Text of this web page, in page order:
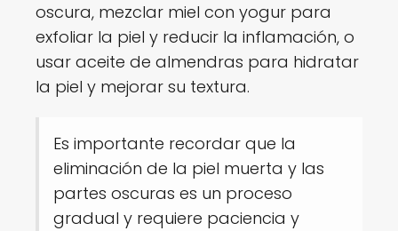
oscura, mezclar miel con yogur para
exfoliar la piel y reducir la inflamación, o
usar aceite de almendras para hidratar
la piel y mejorar su textura.
Es importante recordar que la
eliminación de la piel muerta y las
partes oscuras es un proceso
gradual y requiere paciencia y